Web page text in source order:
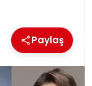
Paylaş